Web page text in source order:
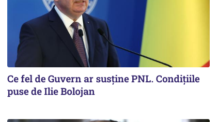
Ce fel de Guvern ar susține PNL. Condițiile
puse de Ilie Bolojan